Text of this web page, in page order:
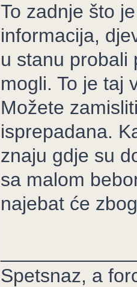
To zadnje što
informacija,
u stanu probali
mogli. To je taj
Možete
isprepadana.
znaju gdje su
sa malom
najebat će
Spetsnaz, a